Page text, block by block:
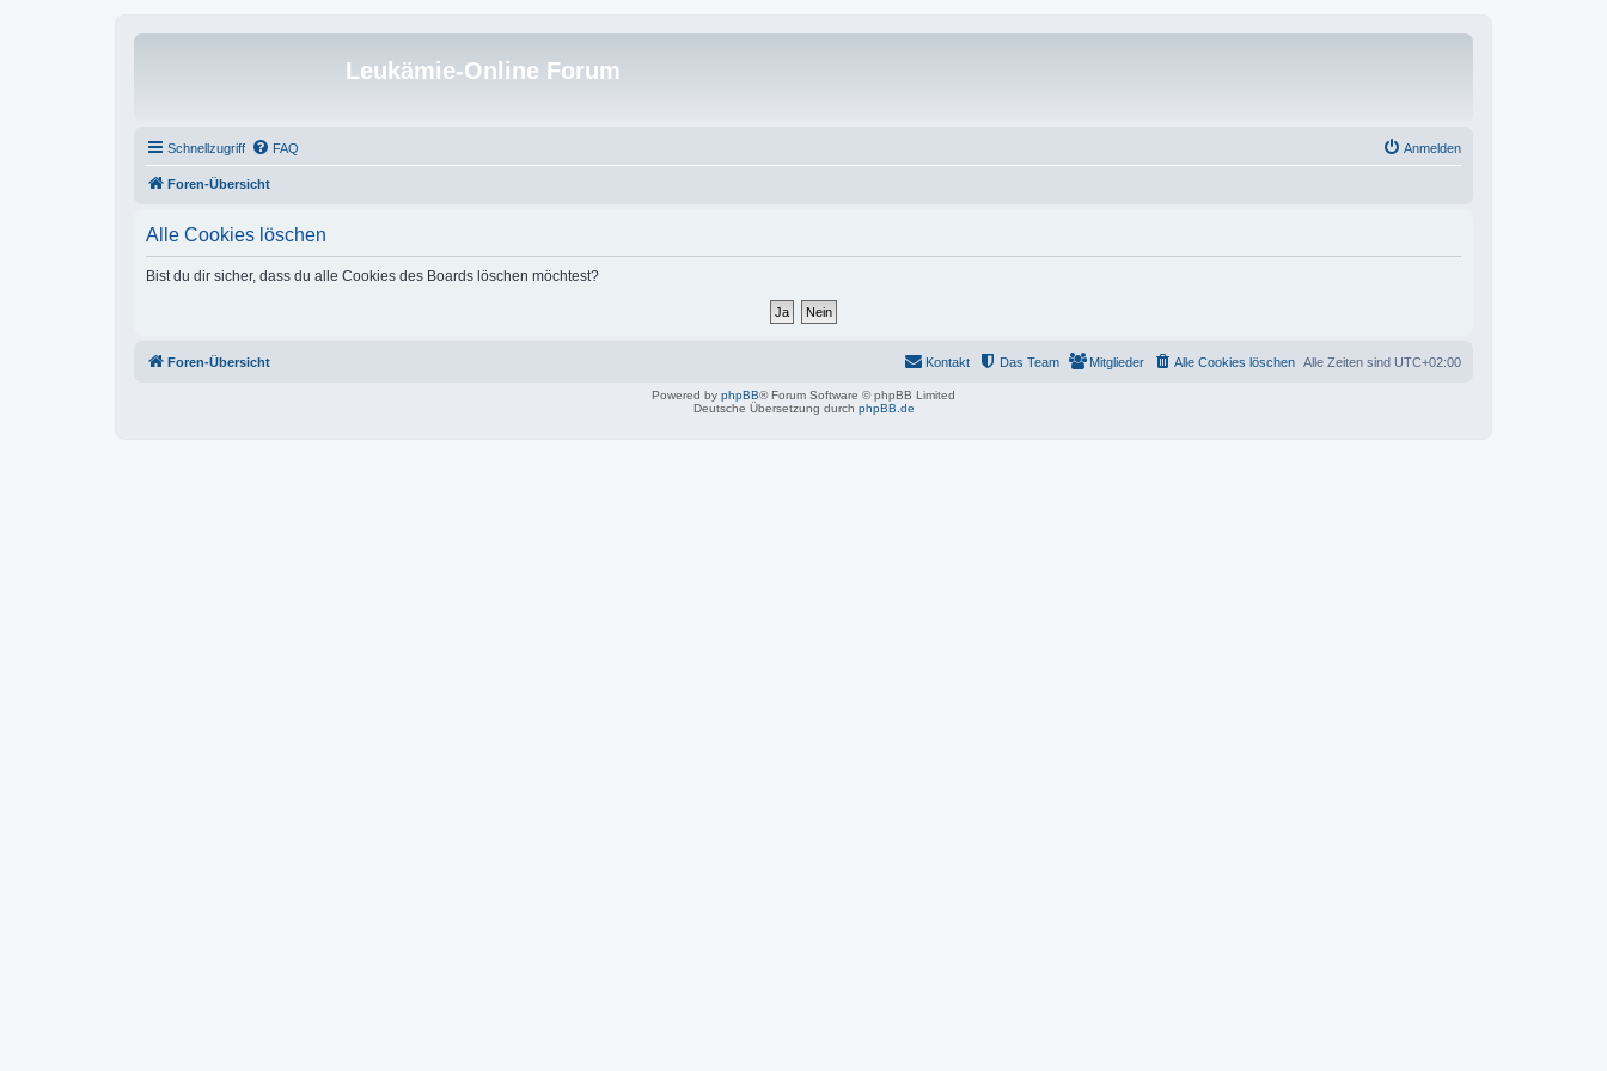
Leukämie-Online Forum
Schnellzugriff FAQ Anmelden
Foren-Übersicht
Alle Cookies löschen
Bist du dir sicher, dass du alle Cookies des Boards löschen möchtest?
Foren-Übersicht Alle Zeiten sind UTC+02:00
Alle Cookies löschen
Mitglieder
Das Team
Kontakt
Powered by phpBB® Forum Software © phpBB Limited
Deutsche Übersetzung durch phpBB.de